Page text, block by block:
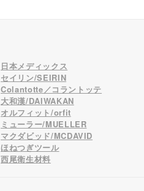
日本メディックス
セイリン/SEIRIN
Colantotte／コラントッテ
大和漢/DAIWAKAN
オルフィット/orfit
ミューラー/MUELLER
マクダビッド/MCDAVID
ほねつぎツール
西尾衛生材料